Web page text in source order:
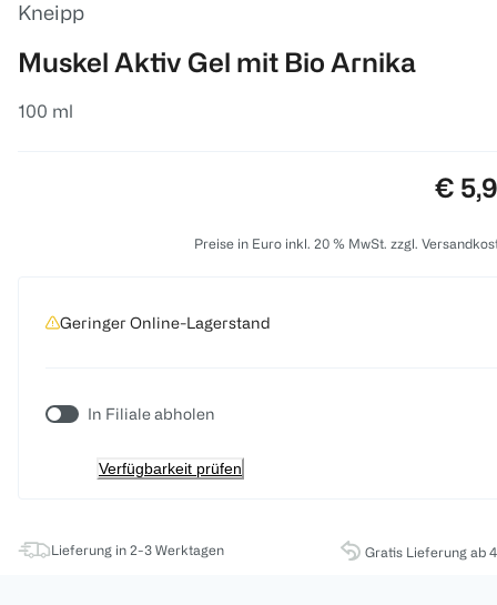
Kneipp
Muskel Aktiv Gel mit Bio Arnika
100 ml
€
Preise in Euro inkl. 20 % MwSt. zzgl.
Geringer Online-Lagerstand
In Filiale abholen
Verfügbarkeit prüfen
Lieferung in 2-3 Werktagen Gratis Lieferung ab